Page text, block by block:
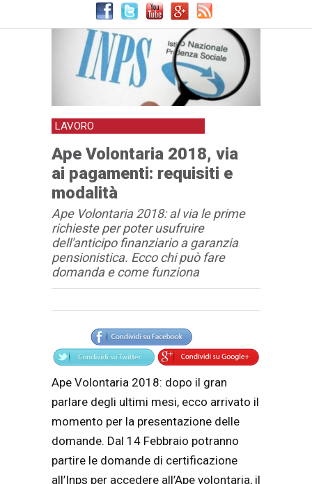
LAVORO
Ape Volontaria 2018, via
ai pagamenti: requisiti e
modalità
Ape Volontaria 2018: al via le prime
richieste per poter usufruire
dell'anticipo finanziario a garanzia
pensionistica. Ecco chi può fare
domanda e come funziona
Articolo
Testo articolo principale
Ape Volontaria 2018: dopo il gran
parlare degli ultimi mesi, ecco arrivato il
momento per la presentazione delle
domande. Dal 14 Febbraio potranno
partire le domande di certificazione
all’Inps per accedere all’Ape volontaria, il